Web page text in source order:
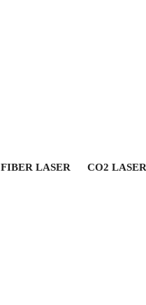
FIBER LASER CO2 LASER